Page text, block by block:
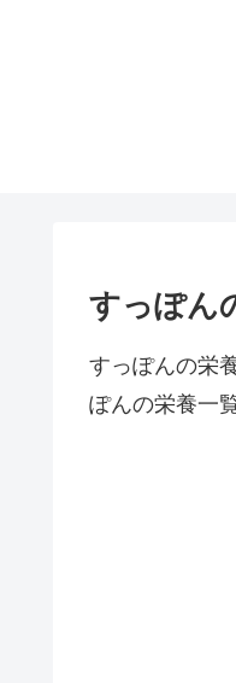
すっぽん
すっぽんの栄
ぽんの栄養一